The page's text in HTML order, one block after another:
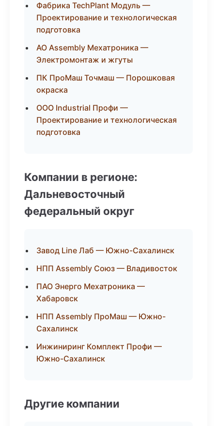
Фабрика TechPlant Модуль —
Проектирование и технологическая
подготовка
АО Assembly Мехатроника —
Электромонтаж и жгуты
ПК ПроМаш Точмаш — Порошковая
окраска
ООО Industrial Профи —
Проектирование и технологическая
подготовка
Компании в регионе:
Дальневосточный
федеральный округ
Завод Line Лаб — Южно-Сахалинск
НПП Assembly Союз — Владивосток
ПАО Энерго Мехатроника —
Хабаровск
НПП Assembly ПроМаш — Южно-
Сахалинск
Инжиниринг Комплект Профи —
Южно-Сахалинск
Другие компании